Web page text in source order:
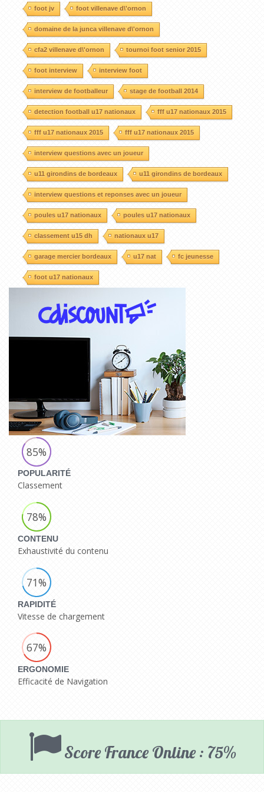
foot jv foot villenave d\'ornon
domaine de la junca villenave d\'ornon
cfa2 villenave d\'ornon tournoi foot senior 2015
foot interview interview foot
interview de footballeur stage de football 2014
detection football u17 nationaux fff u17 nationaux 2015
fff u17 nationaux 2015 fff u17 nationaux 2015
interview questions avec un joueur
u11 girondins de bordeaux u11 girondins de bordeaux
interview questions et reponses avec un joueur
poules u17 nationaux poules u17 nationaux
classement u15 dh nationaux u17
garage mercier bordeaux u17 nat fc jeunesse
foot u17 nationaux
85%
POPULARITÉ
Classement
78%
CONTENU
Exhaustivité du contenu
71%
RAPIDITÉ
Vitesse de chargement
67%
ERGONOMIE
Efficacité de Navigation
Score France Online : 75%